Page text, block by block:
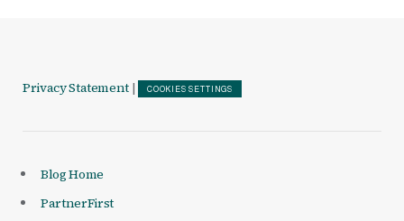
Privacy Statement | COOKIES SETTINGS
Blog Home
PartnerFirst